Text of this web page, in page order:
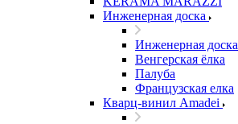
Инженерная доска
Инженерная доска
Венгерская ёлка
Палуба
Французская елка
Кварц-винил Amadei